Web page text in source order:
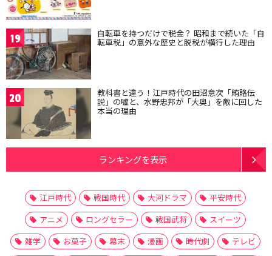
19 自転車を持つだけで税金？ 昭和まで続いた「自
転車税」の意外な歴史と脱税が横行した理由
20 教科書と違う！江戸時代の田沼意次「賄賂伝
説」の嘘と、水野忠邦が「大奥」を敵に回した
本当の理由
ランキングを表示
江戸時代 戦国時代 大河ドラマ
平安時代
アニメ
ロングセラー 戦国武将
スイーツ
雑学
お菓子 幕末 漫画 時代劇
テレビ